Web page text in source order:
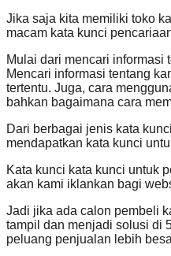
Jika saja kita memiliki toko
macam kata kunci
Mulai dari mencari informasi
Mencari informasi tentang
tertentu. Juga, cara
bahkan bagaimana cara
Dari berbagai jenis kata
mendapatkan kata kunci
Kata kunci kata kunci untuk
akan kami iklankan bagi
Jadi jika ada calon pembeli
tampil dan menjadi solusi di
peluang penjualan lebih